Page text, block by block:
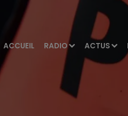
ACCUEIL RADIO ACTUS